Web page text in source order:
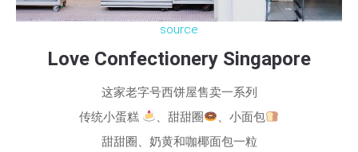
source
Love Confectionery Singapore
这家老字号西饼屋售卖一系列
传统小蛋糕
、甜甜圈
、小面包
甜甜圈、奶黄和咖椰面包一粒